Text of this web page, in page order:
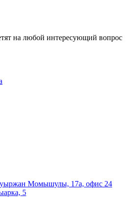
на любой интересующий вопрос
Момышулы, 17а, офис 24
5